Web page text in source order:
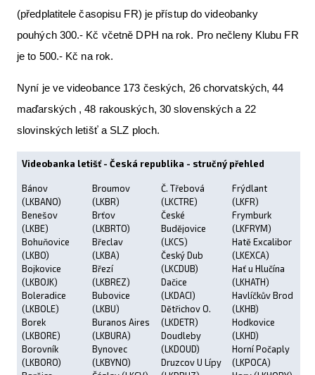
(předplatitele časopisu FR) je přístup do videobanky
pouhých 300.- Kč včetně DPH na rok. Pro nečleny Klubu FR
je to 500.- Kč na rok.
Nyní je ve videobance 173 českých, 26 chorvatských, 44
maďarských , 48 rakouských, 30 slovenských a 22
slovinských letišť a SLZ ploch.
Videobanka letišť - Česká republika - stručný přehled
Bánov
(LKBANO)
Benešov
(LKBE)
Bohuňovice
(LKBO)
Bojkovice
(LKBOJK)
Boleradice
(LKBOLE)
Borek
(LKBORE)
Borovník
(LKBORO)
Broumov
(LKBR)
Brťov
(LKBRTO)
Břeclav
(LKBA)
Březí
(LKBREZ)
Bubovice
(LKBU)
Buranos Aires
(LKBURA)
Bynovec
(LKBYNO)
Č. Třebová
(LKCTRE)
České
Budějovice
(LKCS)
Český Dub
(LKCDUB)
Dačice
(LKDACI)
Dětřichov O.
(LKDETR)
Doudleby
(LKDOUD)
Druzcov U Lípy
Frýdlant
(LKFR)
Frymburk
(LKFRYM)
Hatě Excalibor
(LKEXCA)
Hať u Hlučína
(LKHATH)
Havlíčkův Brod
(LKHB)
Hodkovice
(LKHD)
Horní Počaply
(LKPOCA)